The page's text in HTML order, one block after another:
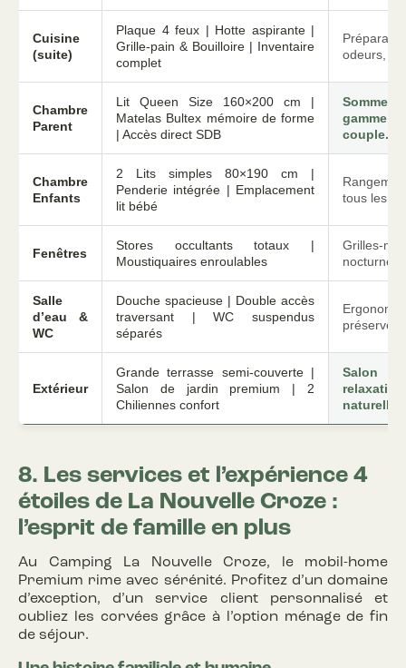
Cuisine
(suite)
Plaque 4 feux | Hotte aspirante |
Grille-pain & Bouilloire | Inventaire
complet
odeurs,
Chambre
Parent
Lit Queen Size 160×200 cm |
Matelas Bultex mémoire de forme
| Accès direct SDB
gamme,
couple.
Chambre
Enfants
2 Lits simples 80×190 cm |
Penderie intégrée | Emplacement
lit bébé
tous les
Fenêtres
Stores occultants totaux |
Moustiquaires enroulables
Grilles-
nocturne
Salle
d’eau &
WC
Douche spacieuse | Double accès
traversant | WC suspendus
séparés
Extérieur
Grande terrasse semi-couverte |
Salon de jardin premium | 2
Chiliennes confort
Salon
naturelle.
8. Les services et l’expérience 4
étoiles de La Nouvelle Croze :
l’esprit de famille en plus
Au Camping La Nouvelle Croze, le mobil-home
Premium rime avec sérénité. Profitez d’un domaine
d’exception, d’un service client personnalisé et
oubliez les corvées grâce à l’option ménage de fin
de séjour.